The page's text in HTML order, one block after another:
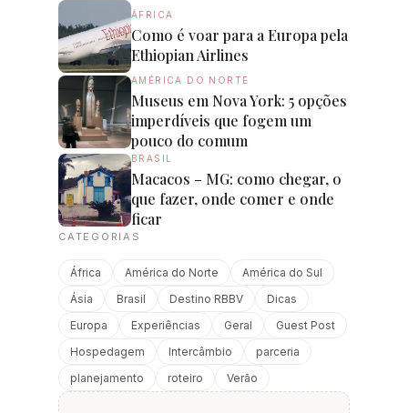
ÁFRICA
Como é voar para a Europa pela
Ethiopian Airlines
AMÉRICA DO NORTE
Museus em Nova York: 5 opções
imperdíveis que fogem um
pouco do comum
BRASIL
Macacos – MG: como chegar, o
que fazer, onde comer e onde
ficar
CATEGORIAS
África América do Norte
América do Sul
Ásia
Brasil Destino RBBV
Dicas
Europa
Experiências Geral
Guest Post
Hospedagem
Intercâmbio
parceria
planejamento
roteiro Verão